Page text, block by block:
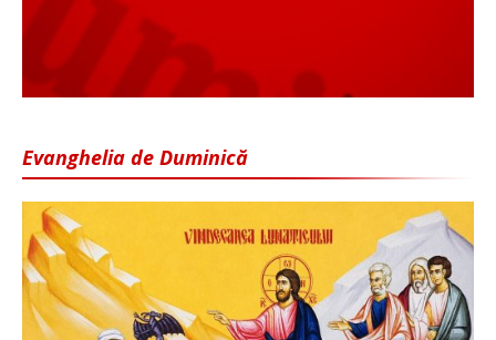
Evanghelia de Duminică